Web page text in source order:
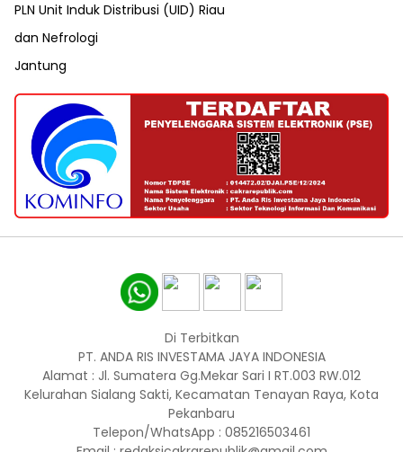
PLN Unit Induk Distribusi (UID) Riau
dan Nefrologi
Jantung
Di Terbitkan
PT. ANDA RIS INVESTAMA JAYA INDONESIA
Alamat : Jl. Sumatera Gg.Mekar Sari I RT.003 RW.012
Kelurahan Sialang Sakti, Kecamatan Tenayan Raya, Kota
Pekanbaru
Telepon/WhatsApp : 085216503461